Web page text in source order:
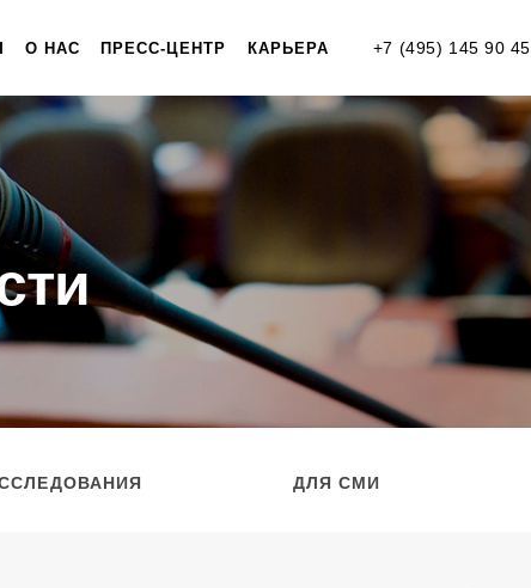
+7 (495) 145 90 45
О НАС ПРЕСС-ЦЕНТР КАРЬЕРА
ДЛЯ СМИ